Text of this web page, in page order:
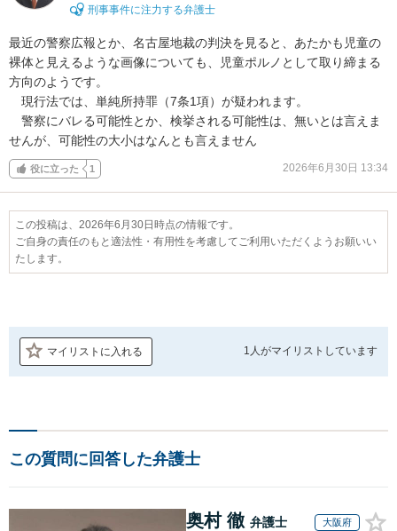
刑事事件に注力する弁護士
最近の警察広報とか、名古屋地裁の判決を見ると、あたかも児童の
裸体と見えるような画像についても、児童ポルノとして取り締まる
方向のようです。
現行法では、単純所持罪（7条1項）が疑われます。
警察にバレる可能性とか、検挙される可能性は、無いとは言えま
せんが、可能性の大小はなんとも言えません
役に立った 1 2026年6月30日 13:34
この投稿は、2026年6月30日時点の情報です。
ご自身の責任のもと適法性・有用性を考慮してご利用いただくようお願いい
たします。
マイリストに入れる 1人がマイリストしています
この質問に回答した弁護士
奥村 徹 弁護士 大阪府